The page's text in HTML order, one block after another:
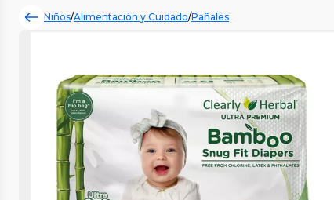
Niños/Alimentación y Cuidado/Pañales